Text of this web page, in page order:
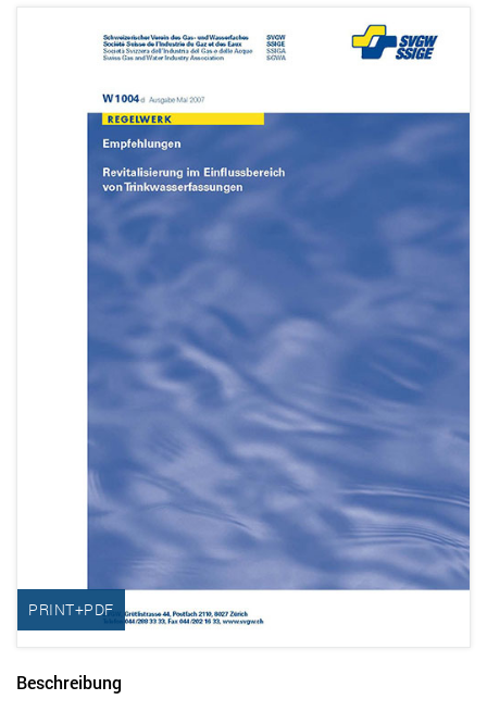
PRINT+PDF
Beschreibung